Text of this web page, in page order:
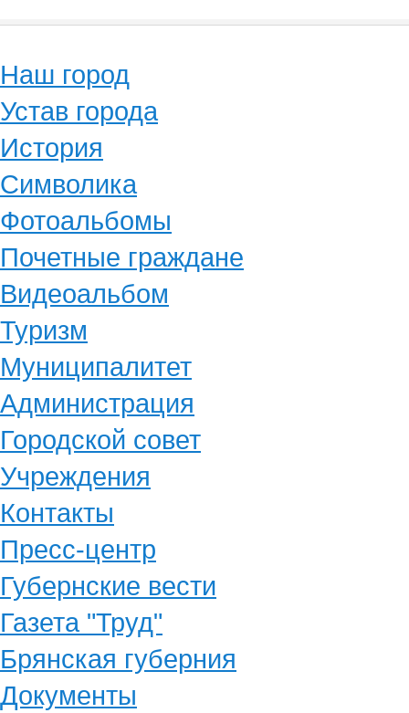
Наш город
Устав города
История
Символика
Фотоальбомы
Почетные граждане
Видеоальбом
Туризм
Муниципалитет
Администрация
Городской совет
Учреждения
Контакты
Пресс-центр
Губернские вести
Газета "Труд"
Брянская губерния
Документы